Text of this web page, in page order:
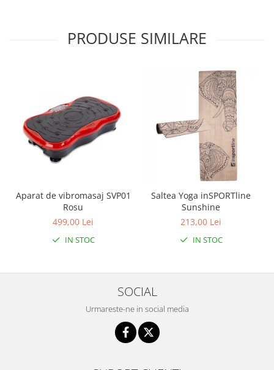
Interfoane, Sterilizatoare,
Electronice diverse
Incalzitoare si sterilizatoare
biberoane bebe
Umidificatoare electrice aer
Interfoane bebelusi
Aparate aerosoli
Aparate diverse
Pompe san
Termometre camera si baie
PRODUSE SIMILARE
Aparat de vibromasaj SVP01
Rosu
499,00 Lei
IN STOC
Saltea Yoga inSPORTline
Sunshine
213,00 Lei
IN STOC
SOCIAL
Urmareste-ne in social media